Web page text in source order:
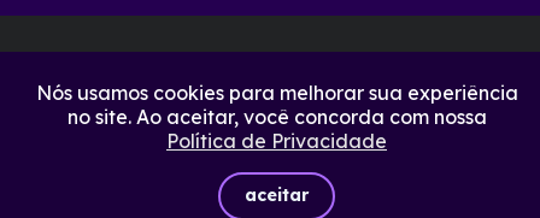
Nós usamos cookies para melhorar sua experiência
no site. Ao aceitar, você concorda com nossa
Política de Privacidade
aceitar